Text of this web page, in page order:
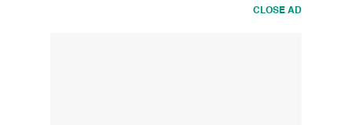
CLOSE AD